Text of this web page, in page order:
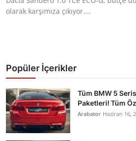
Oto Bilgi
olarak karşımıza çıkıyor....
Popüler İçerikler
Tüm BMW 5
Paketleri! Tüm
Arabator Haziran 16,